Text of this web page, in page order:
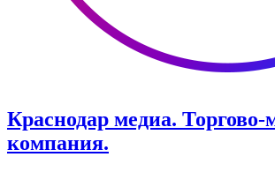
Краснодар медиа.
компания.